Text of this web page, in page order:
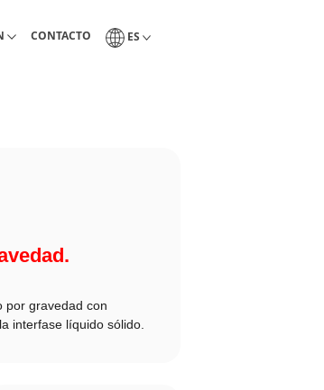
Pagina de contacto Interlub
CONTACTO Selección del idioma
ES
por gravedad con
interfase líquido sólido.